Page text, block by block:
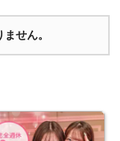
せん。